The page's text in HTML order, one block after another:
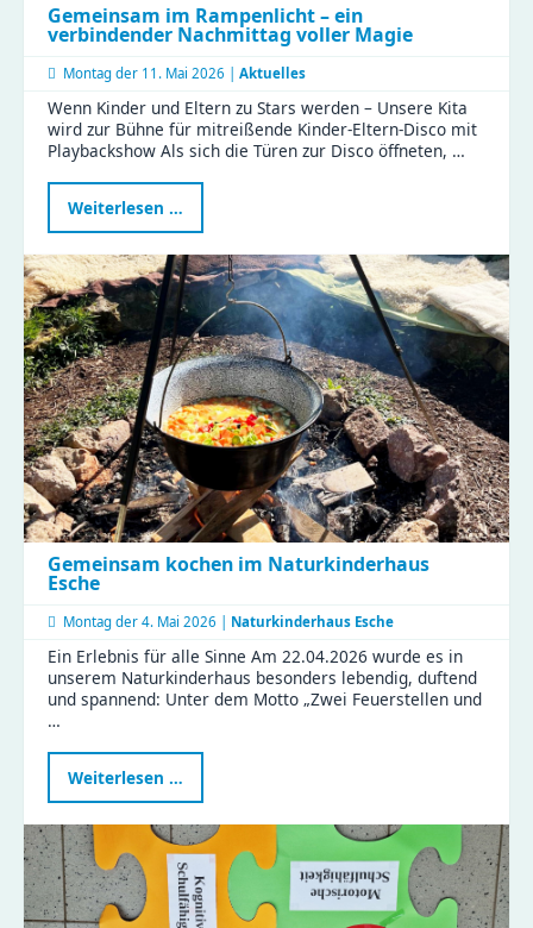
Gemeinsam im Rampenlicht – ein
verbindender Nachmittag voller Magie
Montag der 11. Mai 2026 | Aktuelles
Wenn Kinder und Eltern zu Stars werden – Unsere Kita
wird zur Bühne für mitreißende Kinder-Eltern-Disco mit
Playbackshow Als sich die Türen zur Disco öffneten, …
Weiterlesen …
im
–
ein
verbindender
Nachmittag
voller
Magie
Gemeinsam kochen im Naturkinderhaus
Esche
Montag der 4. Mai 2026 | Naturkinderhaus Esche
Ein Erlebnis für alle Sinne Am 22.04.2026 wurde es in
unserem Naturkinderhaus besonders lebendig, duftend
und spannend: Unter dem Motto „Zwei Feuerstellen und
…
Weiterlesen …
kochen
Naturkinderhaus
Esche